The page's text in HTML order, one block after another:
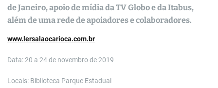
de Janeiro, apoio de mídia da TV Globo e da Itabus,
além de uma rede de apoiadores e colaboradores.
www.lersalaocarioca.com.br
Data: 20 a 24 de novembro de 2019
Locais: Biblioteca Parque Estadual